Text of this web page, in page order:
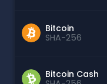
Bitcoin
SHA-256
Bitcoin Cash